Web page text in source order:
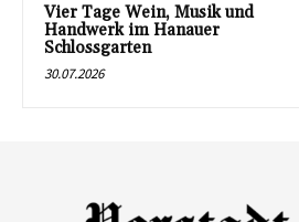
Vier Tage Wein, Musik und
Handwerk im Hanauer
Schlossgarten
30.07.2026